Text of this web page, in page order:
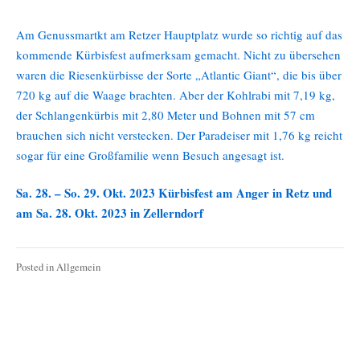
Am Genussmartkt am Retzer Hauptplatz wurde so richtig auf das
kommende Kürbisfest aufmerksam gemacht. Nicht zu übersehen
waren die Riesenkürbisse der Sorte „Atlantic Giant“, die bis über
720 kg auf die Waage brachten. Aber der Kohlrabi mit 7,19 kg,
der Schlangenkürbis mit 2,80 Meter und Bohnen mit 57 cm
brauchen sich nicht verstecken. Der Paradeiser mit 1,76 kg reicht
sogar für eine Großfamilie wenn Besuch angesagt ist.
Sa. 28. – So. 29. Okt. 2023 Kürbisfest am Anger in Retz und
am Sa. 28. Okt. 2023 in Zellerndorf
Posted inAllgemein